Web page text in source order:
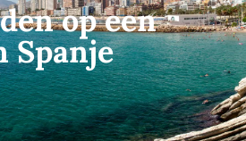
op een
Spanje